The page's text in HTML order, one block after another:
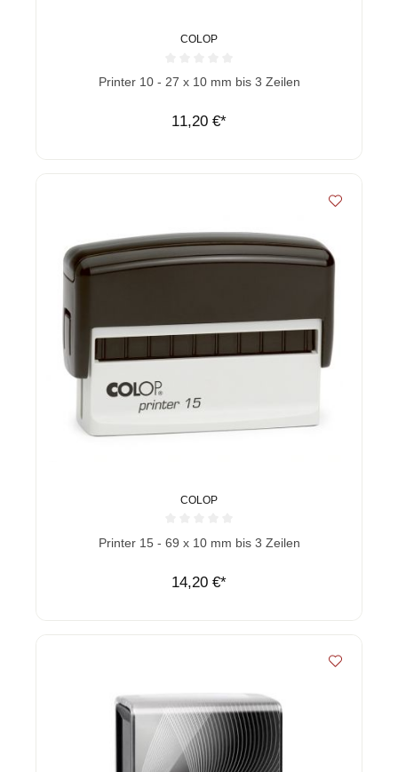
COLOP
Durchschnittliche Bewertung von 0 von 5 Sternen
Printer 10 - 27 x 10 mm bis 3 Zeilen
11,20 €*
COLOP
Durchschnittliche Bewertung von 0 von 5 Sternen
Printer 15 - 69 x 10 mm bis 3 Zeilen
14,20 €*